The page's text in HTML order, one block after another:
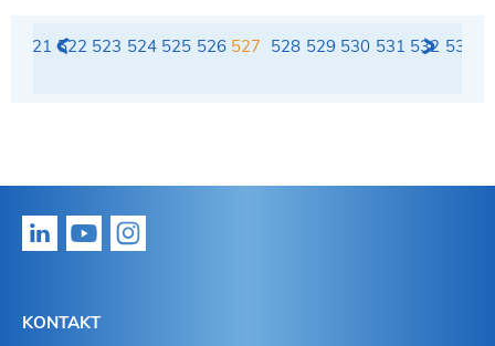
521 522 523 524 525 526 527 528 529 530 531 532 533
KONTAKT